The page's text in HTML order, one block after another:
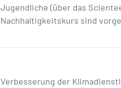
Jugendliche (über das
Nachhaltigkeitskurs sind
Verbesserung der